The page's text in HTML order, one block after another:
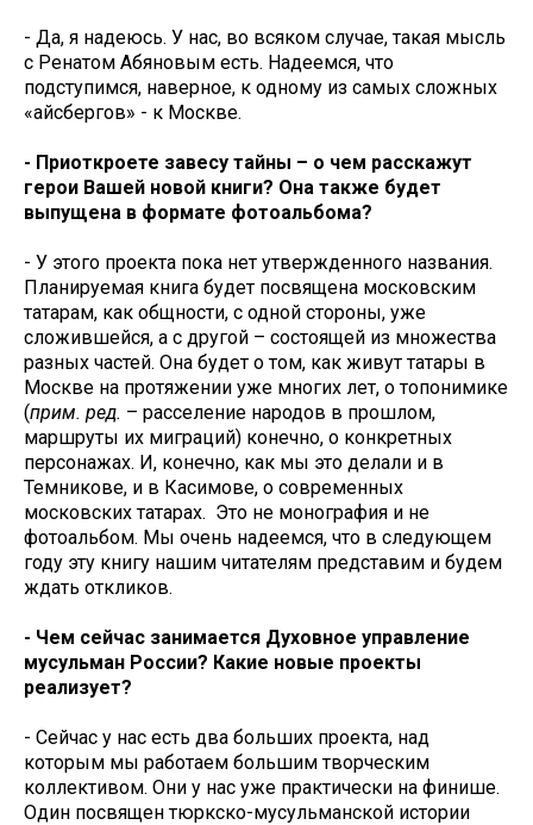
- Да, я надеюсь. У нас, во всяком случае, такая мысль
с Ренатом Абяновым есть. Надеемся, что
подступимся, наверное, к одному из самых сложных
«айсбергов» - к Москве.
- Приоткроете завесу тайны – о чем расскажут
герои Вашей новой книги? Она также будет
выпущена в формате фотоальбома?
- У этого проекта пока нет утвержденного названия.
Планируемая книга будет посвящена московским
татарам, как общности, с одной стороны, уже
сложившейся, а с другой – состоящей из множества
разных частей. Она будет о том, как живут татары в
Москве на протяжении уже многих лет, о топонимике
(прим. ред. – расселение народов в прошлом,
маршруты их миграций) конечно, о конкретных
персонажах. И, конечно, как мы это делали и в
Темникове, и в Касимове, о современных
московских татарах. Это не монография и не
фотоальбом. Мы очень надеемся, что в следующем
году эту книгу нашим читателям представим и будем
ждать откликов.
- Чем сейчас занимается Духовное управление
мусульман России? Какие новые проекты
реализует?
- Сейчас у нас есть два больших проекта, над
которым мы работаем большим творческим
коллективом. Они у нас уже практически на финише.
Один посвящен тюркско-мусульманской истории